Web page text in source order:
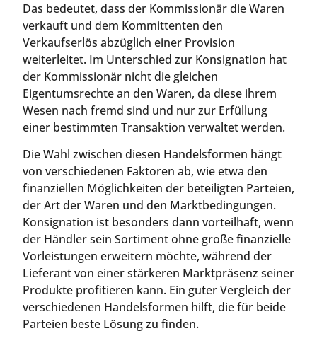
Das bedeutet, dass der Kommissionär die Waren
verkauft und dem Kommittenten den
Verkaufserlös abzüglich einer Provision
weiterleitet. Im Unterschied zur Konsignation hat
der Kommissionär nicht die gleichen
Eigentumsrechte an den Waren, da diese ihrem
Wesen nach fremd sind und nur zur Erfüllung
einer bestimmten Transaktion verwaltet werden.
Die Wahl zwischen diesen Handelsformen hängt
von verschiedenen Faktoren ab, wie etwa den
finanziellen Möglichkeiten der beteiligten Parteien,
der Art der Waren und den Marktbedingungen.
Konsignation ist besonders dann vorteilhaft, wenn
der Händler sein Sortiment ohne große finanzielle
Vorleistungen erweitern möchte, während der
Lieferant von einer stärkeren Marktpräsenz seiner
Produkte profitieren kann. Ein guter Vergleich der
verschiedenen Handelsformen hilft, die für beide
Parteien beste Lösung zu finden.